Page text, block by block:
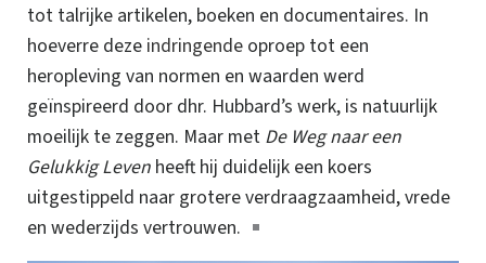
tot talrijke artikelen, boeken en documentaires. In
hoeverre deze indringende oproep tot een
heropleving van normen en waarden werd
geïnspireerd door dhr. Hubbard’s werk, is natuurlijk
moeilijk te zeggen. Maar met De Weg naar een
Gelukkig Leven heeft hij duidelijk een koers
uitgestippeld naar grotere verdraagzaamheid, vrede
en wederzijds vertrouwen.